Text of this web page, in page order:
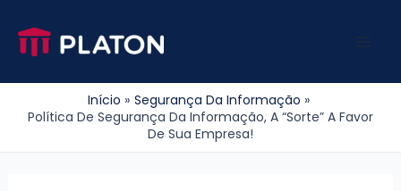
para
conteúdo
Início
Segurança Da Informação
Política De Segurança Da Informação, A “sorte” A Favor
De Sua Empresa!